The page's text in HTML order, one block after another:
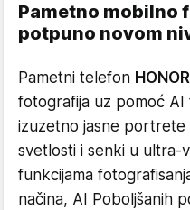
Pametno mobilno
potpuno novom
Pametni telefon
fotografija uz pomoć AI
izuzetno jasne portrete
svetlosti i senki u ultra-
funkcijama
načina, AI Poboljšanih